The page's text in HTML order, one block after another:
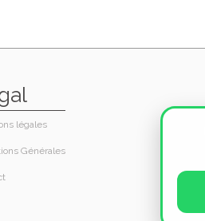
légales
Générales